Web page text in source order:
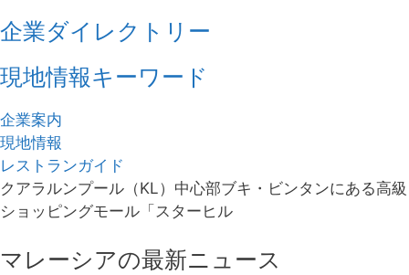
企業ダイレクトリー
現地情報キーワード
企業案内
現地情報
レストランガイド
クアラルンプール（KL）中心部ブキ・ビンタンにある高級
ショッピングモール「スターヒル
マレーシアの最新ニュース